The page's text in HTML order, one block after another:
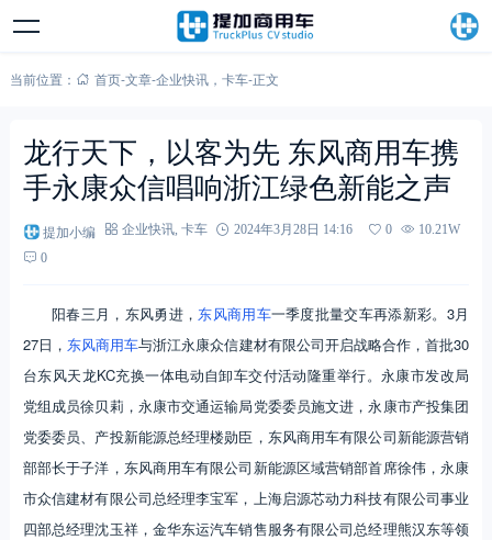
当前位置： 首页-文章-企业快讯， 卡车-正文
龙行天下，以客为先 东风商用车携
手永康众信唱响浙江绿色新能之声
提加小编 企业快讯, 卡车 2024年3月28日 14:16 0
10.21W
0
阳春三月，东风勇进， 东风商用车一季度批量交车再添新彩。3月
27日， 东风商用车与浙江永康众信建材有限公司开启战略合作，首批30
台东风天龙KC充换一体电动自卸车交付活动隆重举行。永康市发改局
党组成员徐贝莉，永康市交通运输局党委委员施文进，永康市产投集团
党委委员、产投新能源总经理楼勋臣，东风商用车有限公司新能源营销
部部长于子洋，东风商用车有限公司新能源区域营销部首席徐伟，永康
市众信建材有限公司总经理李宝军，上海启源芯动力科技有限公司事业
四部总经理沈玉祥，金华东运汽车销售服务有限公司总经理熊汉东等领